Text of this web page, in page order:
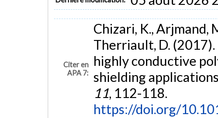
Citer en
APA 7:
Chizari, K., Arjmand,
Therriault, D.
highly conductive
shielding
11, 112-118.
https://doi.org/